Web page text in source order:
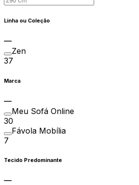
Linha ou Coleção
Zen
37
Marca
Meu Sofá Online
30
Fávola Mobília
7
Tecido Predominante